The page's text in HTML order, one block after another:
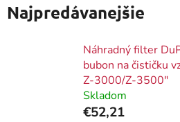
Najpredávanejšie
Náhradný filter
bubon na čističku
Z-3000/Z-3500"
Skladom
€52,21